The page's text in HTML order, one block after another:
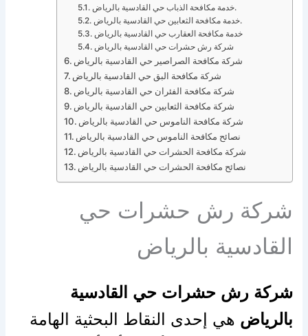
خدمة مكافحة الذباب حي القادسية بالرياض.
خدمة مكافحة الثعابين حي القادسية بالرياض.
خدمة مكافحة العقارب حي القادسية بالرياض
شركة رش حشرات حي القادسية بالرياض
شركة مكافحة الصراصير حي القادسية بالرياض
شركة مكافحة البق حي القادسية بالرياض
شركة مكافحة الفئران حي القادسية بالرياض
شركة مكافحة الثعابين حي القادسية بالرياض
شركة مكافحة الناموس حي القادسية بالرياض
نصائح مكافحة الناموس حي القادسية بالرياض
شركة مكافحة الحشرات حي القادسية بالرياض
نصائح مكافحة الحشرات حي القادسية بالرياض
شركة رش حشرات حي
القادسية بالرياض
شركة رش حشرات حي القادسية
بالرياض هي إحدى النقاط البحثية الهامة